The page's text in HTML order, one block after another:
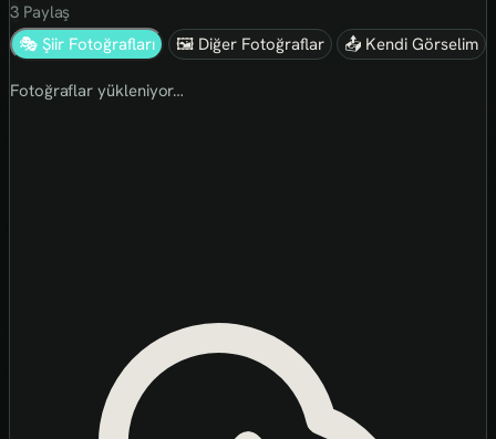
3Paylaş
🎭 Şiir Fotoğrafları
🖼 Diğer Fotoğraflar 📤 Kendi Görselim
Fotoğraflar yükleniyor…